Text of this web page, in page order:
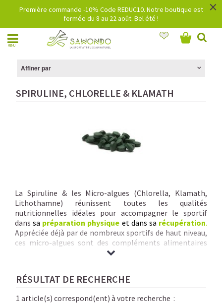
Première commande -10% Code REDUC10. Notre boutique est
fermée du 8 au 22 août. Bel été !
×
MENU
Affiner par
SPIRULINE, CHLORELLE & KLAMATH
La Spiruline & les Micro-algues (Chlorella, Klamath,
Lithothamne) réunissent toutes les qualités
nutritionnelles idéales pour accompagner le sportif
dans sa préparation physique et dans sa récupération.
Appréciée déjà par de nombreux sportifs de haut niveau,
ces micro-algues sont des compléments alimentaires
naturels, sains, parfaitement digestes et éco-
Nous vous garantissons
qualité inégalée :origine + pureté + traçabilité +
savoir-faire rigoureux + séchage à basse
température + absence de contaminants chimiques.
RÉSULTAT DE RECHERCHE
1 article(s) correspond(ent) à votre recherche :